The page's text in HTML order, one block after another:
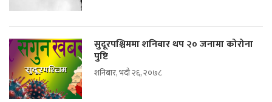
सुदूरपश्चिममा शनिबार थप २० जनामा कोरोना
पुष्टि
शनिबार, भदौ २६, २०७८